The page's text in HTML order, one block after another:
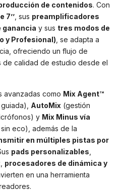
de contenidos. Con
7’’, sus preamplificadores
ganancia y sus tres modos de
y Profesional), se adapta a
ofreciendo un flujo de
de calidad de estudio desde el
avanzadas como Mix Agent™
AutoMix (gestión
y Mix Minus vía
eco), además de la
en múltiples pistas por
pads personalizables
procesadores de dinámica y
en una herramienta